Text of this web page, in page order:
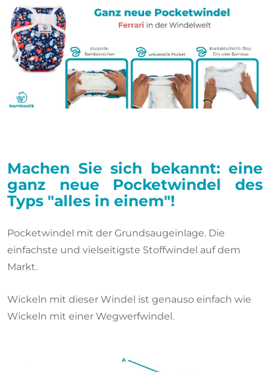
Machen Sie sich bekannt: eine
ganz neue Pocketwindel des
Typs "alles in einem"!
Pocketwindel mit der Grundsaugeinlage. Die
einfachste und vielseitigste Stoffwindel auf dem
Markt.
Wickeln mit dieser Windel ist genauso einfach wie
Wickeln mit einer Wegwerfwindel.